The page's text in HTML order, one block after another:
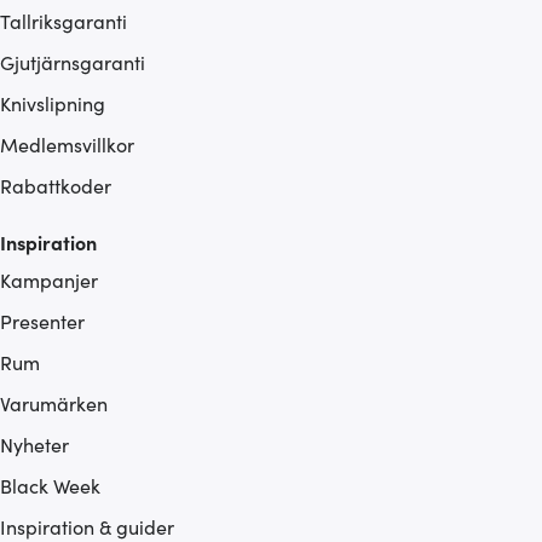
Tallriksgaranti
Gjutjärnsgaranti
Knivslipning
Medlemsvillkor
Rabattkoder
Inspiration
Kampanjer
Presenter
Rum
Varumärken
Nyheter
Black Week
Inspiration & guider